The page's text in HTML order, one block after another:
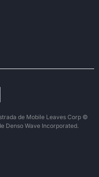
de Mobile Leaves Corp ©
Denso Wave Incorporated.